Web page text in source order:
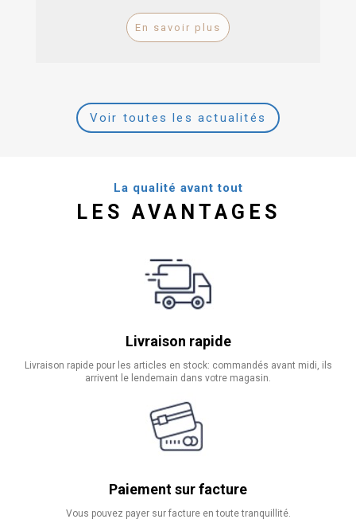
En savoir plus
Voir toutes les actualités
La qualité avant tout
LES AVANTAGES
Livraison rapide
Livraison rapide pour les articles en stock: commandés avant midi, ils
arrivent le lendemain dans votre magasin.
Paiement sur facture
Vous pouvez payer sur facture en toute tranquillité.